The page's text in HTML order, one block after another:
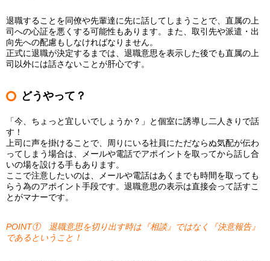
退職することを同僚や先輩達に先に話してしまうことで、直属の上
司への心証を悪くする可能性もあります。また、取引先や派遣・出
向先への配慮もしなければなりません。
正式に退職が決定するまでは、退職意思を表示した後でも直属の上
司以外には話さないことが肝心です。
どうやって？
「今、ちょっと宜しいでしょうか？」と個室に誘導し二人きりで話
す！
上司に声を掛けることで、周りにいる社員にただならぬ気配が伝わ
ってしまう場合は、メールや電話でアポイントを取ってから話し合
いの場を設ける手もあります。
ここで注意したいのは、メールや電話はあくまでも時間を取っても
らう為のアポイント手段です。退職意思の表示は直接会って話すこ
とがマナーです。
POINT① 退職意思を切り出す時は『相談』ではなく『決意報告』
であるということ！